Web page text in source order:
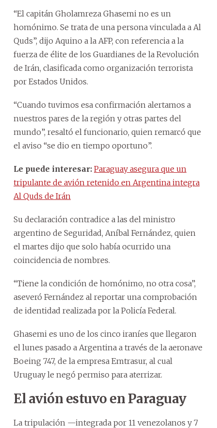
“El capitán Gholamreza Ghasemi no es un
homónimo. Se trata de una persona vinculada a Al
Quds”, dijo Aquino a la AFP, con referencia a la
fuerza de élite de los Guardianes de la Revolución
de Irán, clasificada como organización terrorista
por Estados Unidos.
“Cuando tuvimos esa confirmación alertamos a
nuestros pares de la región y otras partes del
mundo”, resaltó el funcionario, quien remarcó que
el aviso “se dio en tiempo oportuno”.
Le puede interesar: Paraguay asegura que un
tripulante de avión retenido en Argentina integra
Al Quds de Irán
Su declaración contradice a las del ministro
argentino de Seguridad, Aníbal Fernández, quien
el martes dijo que solo había ocurrido una
coincidencia de nombres.
“Tiene la condición de homónimo, no otra cosa”,
aseveró Fernández al reportar una comprobación
de identidad realizada por la Policía Federal.
Ghasemi es uno de los cinco iraníes que llegaron
el lunes pasado a Argentina a través de la aeronave
Boeing 747, de la empresa Emtrasur, al cual
Uruguay le negó permiso para aterrizar.
El avión estuvo en Paraguay
La tripulación —integrada por 11 venezolanos y 7